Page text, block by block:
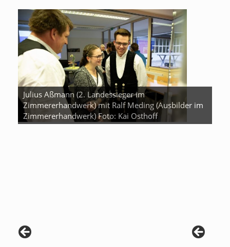
Julius Aßmann (2. Landessieger im
Zimmererhandwerk) mit Ralf Meding (Ausbilder im
Zimmererhandwerk) Foto: Kai Osthoff